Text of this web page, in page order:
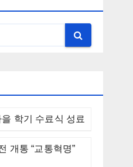
학기 수료식 성료
개통 “교통혁명”